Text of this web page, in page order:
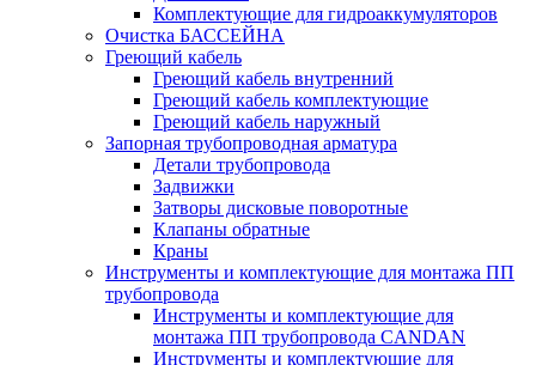
Комплектующие для гидроаккумуляторов
Очистка БАССЕЙНА
Греющий кабель
Греющий кабель внутренний
Греющий кабель комплектующие
Греющий кабель наружный
Запорная трубопроводная арматура
Детали трубопровода
Задвижки
Затворы дисковые поворотные
Клапаны обратные
Краны
Инструменты и комплектующие для монтажа ПП
трубопровода
Инструменты и комплектующие для
монтажа ПП трубопровода CANDAN
Инструменты и комплектующие для